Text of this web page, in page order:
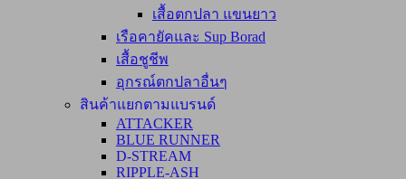
เสื้อตกปลา แขนยาว
เรือคายัคและ Sup Borad
เสื้อชูชีพ
อุกรณ์ตกปลาอื่นๆ
สินค้าแยกตามแบรนด์
ATTACKER
BLUE RUNNER
D-STREAM
RIPPLE-ASH